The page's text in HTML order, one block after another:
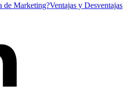
de Marketing?Ventajas y Desventajas